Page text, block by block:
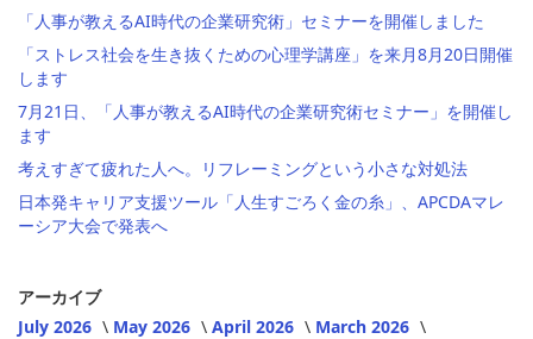
「人事が教えるAI時代の企業研究術」セミナーを開催しました
「ストレス社会を生き抜くための心理学講座」を来月8月20日開催
します
7月21日、「人事が教えるAI時代の企業研究術セミナー」を開催し
ます
考えすぎて疲れた人へ。リフレーミングという小さな対処法
日本発キャリア支援ツール「人生すごろく金の糸」、APCDAマレ
ーシア大会で発表へ
アーカイブ
July 2026
May 2026 April 2026
March 2026